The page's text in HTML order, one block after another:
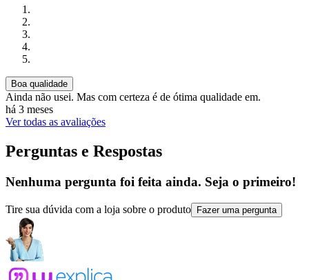
Boa qualidade
Ainda não usei. Mas com certeza é de ótima qualidade em.
há 3 meses
Ver todas as avaliações
Perguntas e Respostas
Nenhuma pergunta foi feita ainda. Seja o primeiro!
Tire sua dúvida com a loja sobre o produto Fazer uma pergunta